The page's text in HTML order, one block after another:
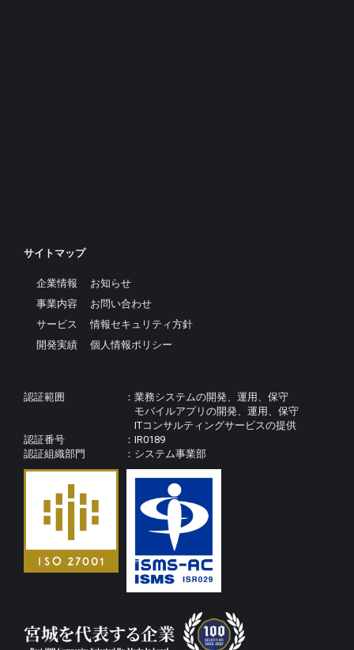
サイトマップ
企業情報
事業内容
サービス
開発実績
お知らせ
お問い合わせ
情報セキュリティ方針
個人情報ポリシー
認証範囲
業務システムの開発、運用、保守
モバイルアプリの開発、運用、保守
ITコンサルティングサービスの提供
認証番号
IR0189
認証組織部門
システム事業部